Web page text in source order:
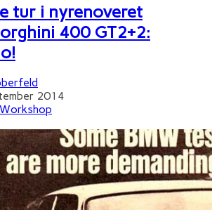
tur i nyrenoveret
400 GT2+2:
2014
Workshop